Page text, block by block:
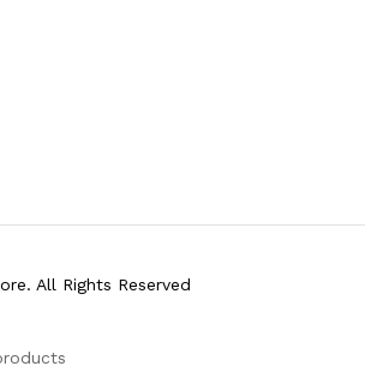
All Rights Reserved